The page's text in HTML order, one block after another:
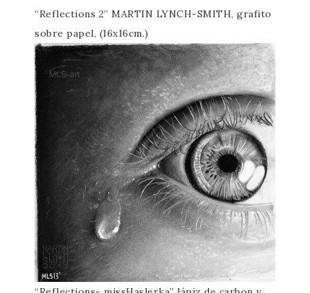
“Reflections 2” MARTIN LYNCH-SMITH, grafito
sobre papel, (16x16cm.)